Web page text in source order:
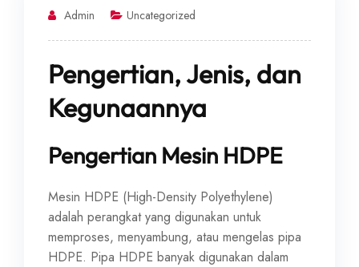
Admin Uncategorized
Pengertian, Jenis, dan
Kegunaannya
Pengertian Mesin HDPE
Mesin HDPE (High-Density Polyethylene)
adalah perangkat yang digunakan untuk
memproses, menyambung, atau mengelas pipa
HDPE. Pipa HDPE banyak digunakan dalam